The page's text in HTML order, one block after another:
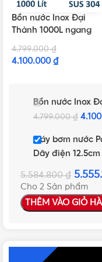
Bồn nước Inox Đại
Thành 1000L ngang
4.799.000₫
4.100.000 ₫
Bồn nước Inox
4.799.000₫
Máy bơm nước
Dây điện 12.5cm
5.584.800₫
Cho 2 Sản phẩm
THÊM VÀO GIỎ
NHẤN ĐỂ XEM